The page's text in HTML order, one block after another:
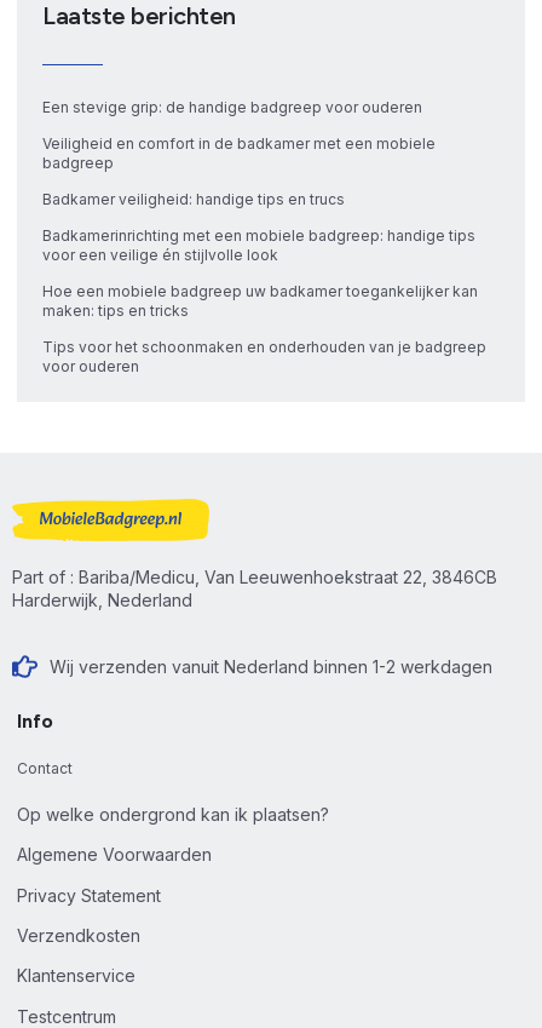
Laatste berichten
Een stevige grip: de handige badgreep voor ouderen
Veiligheid en comfort in de badkamer met een mobiele
badgreep
Badkamer veiligheid: handige tips en trucs
Badkamerinrichting met een mobiele badgreep: handige tips
voor een veilige én stijlvolle look
Hoe een mobiele badgreep uw badkamer toegankelijker kan
maken: tips en tricks
Tips voor het schoonmaken en onderhouden van je badgreep
voor ouderen
Part of : Bariba/Medicu, Van Leeuwenhoekstraat 22, 3846CB
Harderwijk, Nederland
Wij verzenden vanuit Nederland binnen 1-2 werkdagen
Info
Contact
Op welke ondergrond kan ik plaatsen?
Algemene Voorwaarden
Privacy Statement
Verzendkosten
Klantenservice
Testcentrum